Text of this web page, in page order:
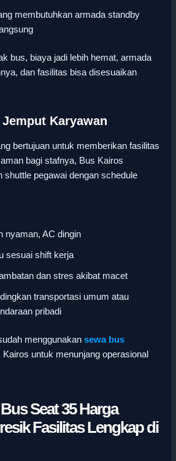
membutuhkan armada standby
bus, biaya jadi lebih hemat, armada
dan fasilitas bisa disesuaikan
Karyawan
bertujuan untuk memberikan fasilitas
bagi stafnya, Bus Kairos
shuttle pegawai dengan schedule
nyaman, AC dingin
sesuai shift kerja
dan stres akibat macet
transportasi umum atau
pribadi
menggunakan sewa bus
Kairos untuk menunjang operasional
Seat 35 Harga
Fasilitas Lengkap di